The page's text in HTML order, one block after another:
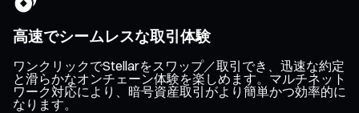
高速でシームレスな取引体験
ワンクリックでStellarをスワップ／取引でき、迅速な約定
と滑らかなオンチェーン体験を楽しめます。マルチネット
ワーク対応により、暗号資産取引がより簡単かつ効率的に
なります。